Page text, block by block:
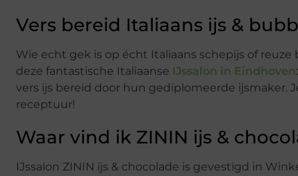
Vers bereid Italiaans ijs &
Wie echt gek is op écht Italiaans schepijs of
deze fantastische Italiaanse IJssalon in Eindhoven
vers ijs bereid door hun gediplomeerde ijsmaker.
receptuur!
Waar vind ik ZININ ijs &
IJssalon ZININ ijs & chocolade is gevestigd in